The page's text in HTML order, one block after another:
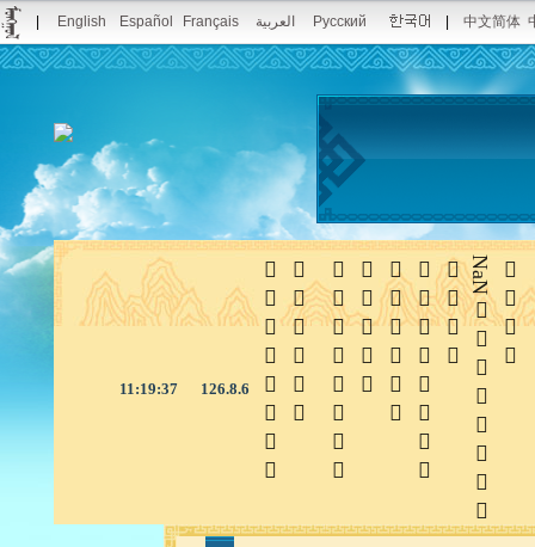
English Español Français العربية Русский 中文简体
11:19:38 126.8.6 
 
NaN




